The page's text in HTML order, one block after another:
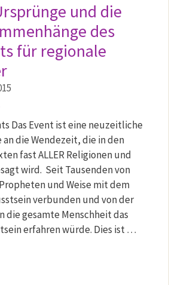
und die
des
für regionale
Das Event ist eine neuzeitliche
an die Wendezeit, die in den
fast ALLER Religionen und
wird. Seit Tausenden von
und Weise mit dem
verbunden und von der
die gesamte Menschheit das
erfahren würde. Dies ist …